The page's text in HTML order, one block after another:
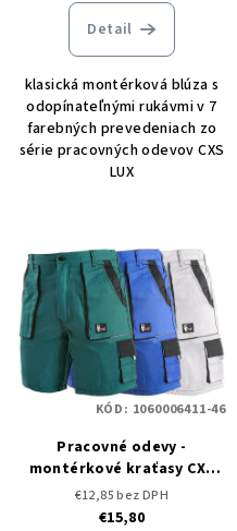
Detail
klasická montérková blúza s
odopínateľnými rukávmi v 7
farebných prevedeniach zo
série pracovných odevov CXS
LUX
Pracovné odevy -
montérkové kraťasy CXS
LUX TOMÁŠ
€12,85 bez DPH
€15,80
KÓD: 1060006411-46